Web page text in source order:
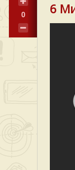
0 6